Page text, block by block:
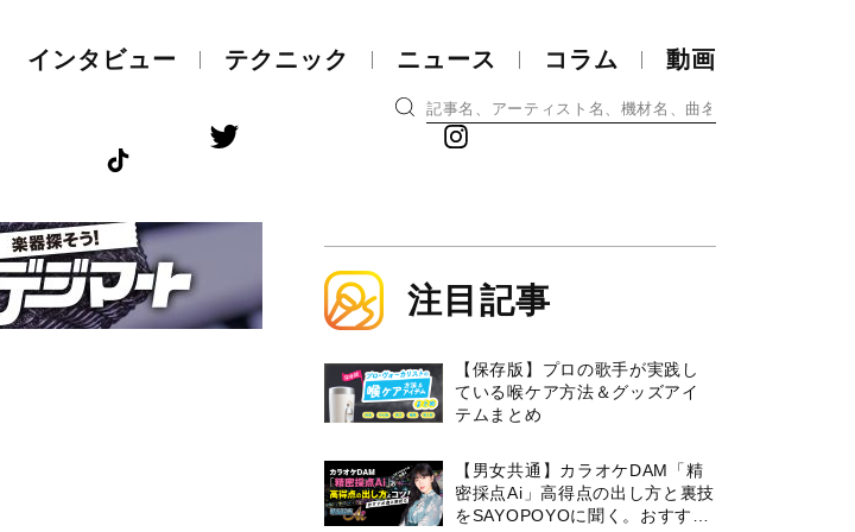
インタビュー テクニック ニュース コラム 動画
注目記事
【保存版】プロの歌手が実践し
ている喉ケア⽅法＆グッズアイ
テムまとめ
【男女共通】カラオケDAM「精
密採点Ai」高得点の出し方と裏技
をSAYOPOYOに聞く。おすすめ